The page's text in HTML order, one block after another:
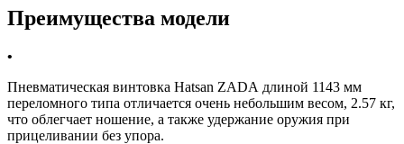
Преимущества модели
Пневматическая винтовка Hatsan ZADA длиной 1143 мм
переломного типа отличается очень небольшим весом, 2.57 кг,
что облегчает ношение, а также удержание оружия при
прицеливании без упора.